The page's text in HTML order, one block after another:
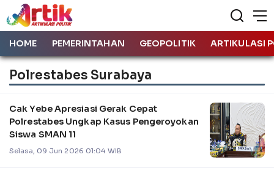
HOME PEMERINTAHAN GEOPOLITIK ARTIKULASI
Polrestabes Surabaya
Cak Yebe Apresiasi Gerak Cepat
Polrestabes Ungkap Kasus Pengeroyokan
Siswa SMAN 11
Selasa, 09 Jun 2026 01:04 WIB